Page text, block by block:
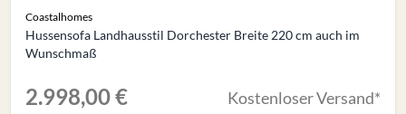
Coastalhomes
Hussensofa Landhausstil Dorchester Breite 220 cm auch im
Wunschmaß
2.998,00 € Kostenloser Versand*